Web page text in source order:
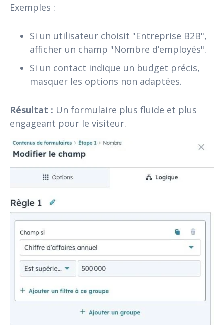
Exemples :
Si un utilisateur choisit "Entreprise B2B",
afficher un champ "Nombre d’employés".
Si un contact indique un budget précis,
masquer les options non adaptées.
Résultat : Un formulaire plus fluide et plus
engageant pour le visiteur.